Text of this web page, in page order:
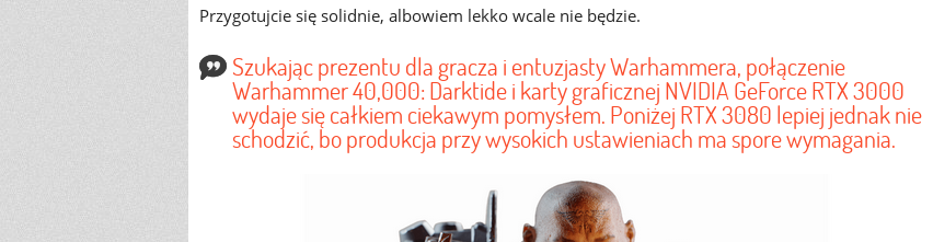
Przygotujcie się solidnie, albowiem lekko wcale nie będzie.
Szukając prezentu dla gracza i entuzjasty Warhammera, połączenie
Warhammer 40,000: Darktide i karty graficznej NVIDIA GeForce RTX 3000
wydaje się całkiem ciekawym pomysłem. Poniżej RTX 3080 lepiej jednak nie
schodzić, bo produkcja przy wysokich ustawieniach ma spore wymagania.